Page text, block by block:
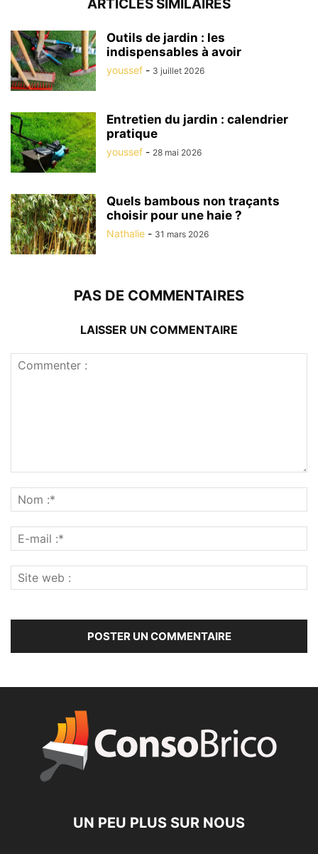
ARTICLES SIMILAIRES
Outils de jardin : les
indispensables à avoir
youssef - 3 juillet 2026
Entretien du jardin : calendrier
pratique
youssef - 28 mai 2026
Quels bambous non traçants
choisir pour une haie ?
Nathalie - 31 mars 2026
PAS DE COMMENTAIRES
LAISSER UN COMMENTAIRE
UN PEU PLUS SUR NOUS